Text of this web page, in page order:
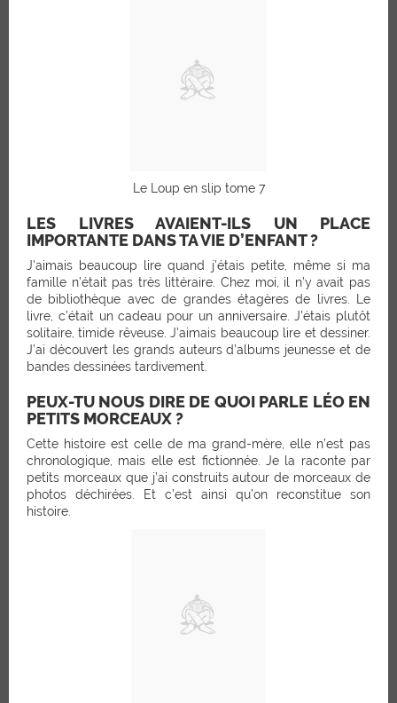
Le Loup en slip tome 7
LES LIVRES AVAIENT-ILS UN PLACE
IMPORTANTE DANS TA VIE D’ENFANT ?
J’aimais beaucoup lire quand j’étais petite, même si ma
famille n’était pas très littéraire. Chez moi, il n’y avait pas
de bibliothèque avec de grandes étagères de livres. Le
livre, c’était un cadeau pour un anniversaire. J’étais plutôt
solitaire, timide rêveuse. J’aimais beaucoup lire et dessiner.
J’ai découvert les grands auteurs d’albums jeunesse et de
bandes dessinées tardivement.
PEUX-TU NOUS DIRE DE QUOI PARLE LÉO EN
PETITS MORCEAUX ?
Cette histoire est celle de ma grand-mère, elle n’est pas
chronologique, mais elle est fictionnée. Je la raconte par
petits morceaux que j’ai construits autour de morceaux de
photos déchirées. Et c’est ainsi qu’on reconstitue son
histoire.